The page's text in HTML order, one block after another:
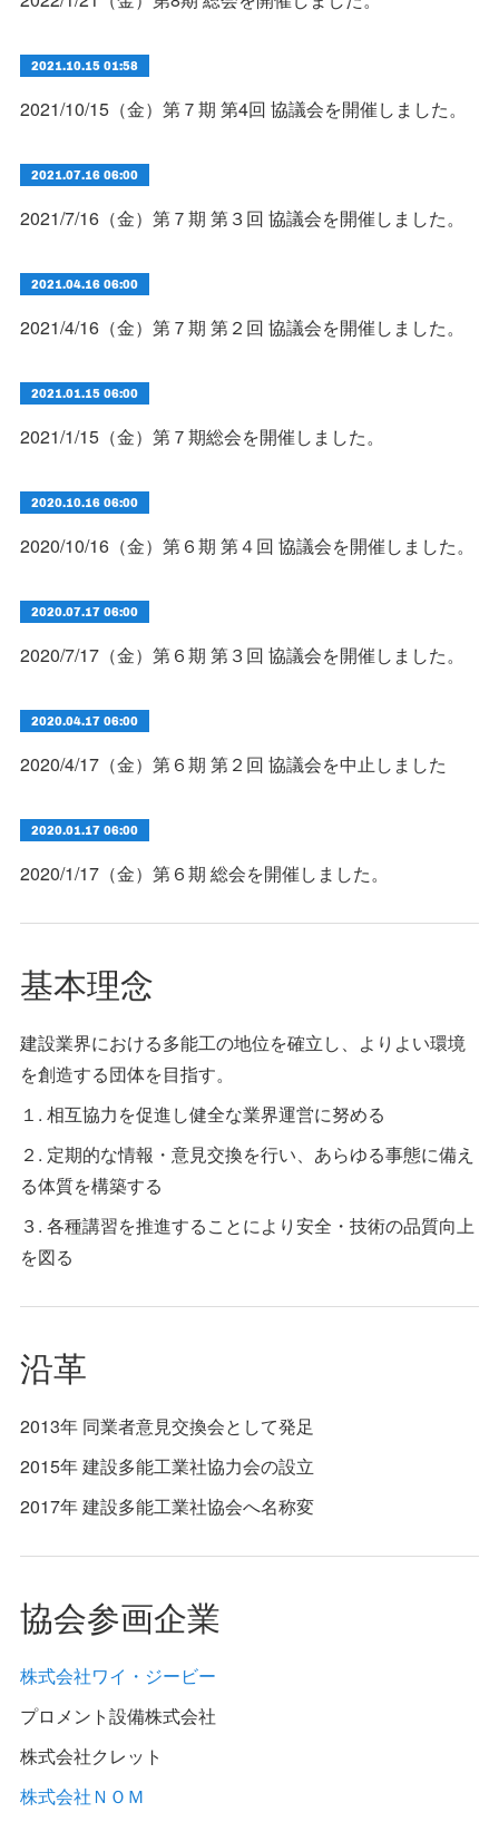
2021.10.15 01:58
2021/10/15（金）第７期 第4回 協議会を開催しました。
2021.07.16 06:00
2021/7/16（金）第７期 第３回 協議会を開催しました。
2021.04.16 06:00
2021/4/16（金）第７期 第２回 協議会を開催しました。
2021.01.15 06:00
2021/1/15（金）第７期総会を開催しました。
2020.10.16 06:00
2020/10/16（金）第６期 第４回 協議会を開催しました。
2020.07.17 06:00
2020/7/17（金）第６期 第３回 協議会を開催しました。
2020.04.17 06:00
2020/4/17（金）第６期 第２回 協議会を中止しました
2020.01.17 06:00
2020/1/17（金）第６期 総会を開催しました。
基本理念
建設業界における多能工の地位を確立し、よりよい環境
を創造する団体を目指す。
１. 相互協力を促進し健全な業界運営に努める
２. 定期的な情報・意見交換を行い、あらゆる事態に備え
る体質を構築する
３. 各種講習を推進することにより安全・技術の品質向上
を図る
沿革
2013年 同業者意見交換会として発足
2015年 建設多能工業社協力会の設立
2017年 建設多能工業社協会へ名称変
協会参画企業
株式会社ワイ・ジービー
プロメント設備株式会社
株式会社クレット
株式会社ＮＯＭ